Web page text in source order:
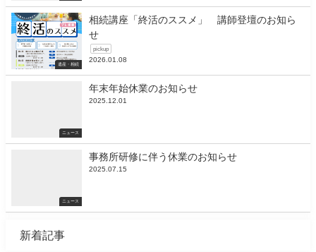
遺産・相続
相続講座「終活のススメ」 講師登壇のお知ら
せ
pickup
2026.01.08
ニュース
年末年始休業のお知らせ
2025.12.01
ニュース
事務所研修に伴う休業のお知らせ
2025.07.15
新着記事